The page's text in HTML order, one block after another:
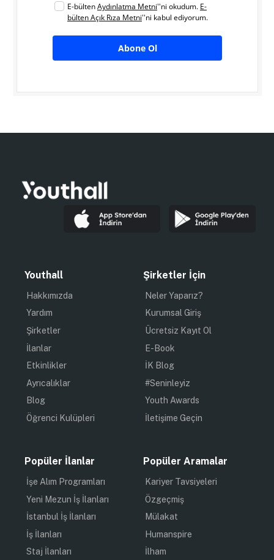
E-bültenAydınlatma Metni''ni okudum. E-
bülten Açık Rıza Metni''ni kabul ediyorum.
Abone Ol
Youthall
Hakkımızda
Yardım
Şirketler
İlanlar
Etkinlikler
Ayrıcalıklar
Blog
Öğrenci Kulüpleri
Şirketler İçin
Neler Yaparız?
Kurumsal Giriş
Ücretsiz Kayıt Ol
E-Book
İK Blog
#Seninleyiz
Youth Awards
İletişime Geçin
Popüler İlanlar
İşe Alım Programları
Yeni Mezun İş İlanları
İstanbul İş İlanları
İş İlanları
Staj İlanları
Popüler Aramalar
Kariyer Tavsiyeleri
Özgeçmiş
Mülakat
Humanspire
İlham